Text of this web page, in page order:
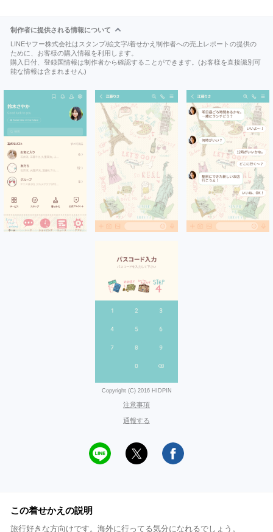
制作者に提供される情報について
LINEヤフー株式会社はスタンプ/絵文字/着せかえ制作者への売上レポートの提供の
ために、お客様の購入情報を利用します。
購入日付、登録国情報は制作者から確認することができます。(お客様を直接識別可
能な情報は含まれません)
Copyright (C) 2016 HIDPIN
注意事項
通報する
この着せかえの説明
旅行好きな方向けです。海外に行ってる気分になれるでしょう。